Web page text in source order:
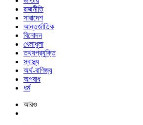
রাজনীতি
সারাদেশ
আন্তর্জাতিক
বিনোদন
খেলাধুলা
তথ্যপ্রযুক্তি
স্বাস্থ্য
অর্থ-বাণিজ্য
অপরাধ
ধর্ম
আরও